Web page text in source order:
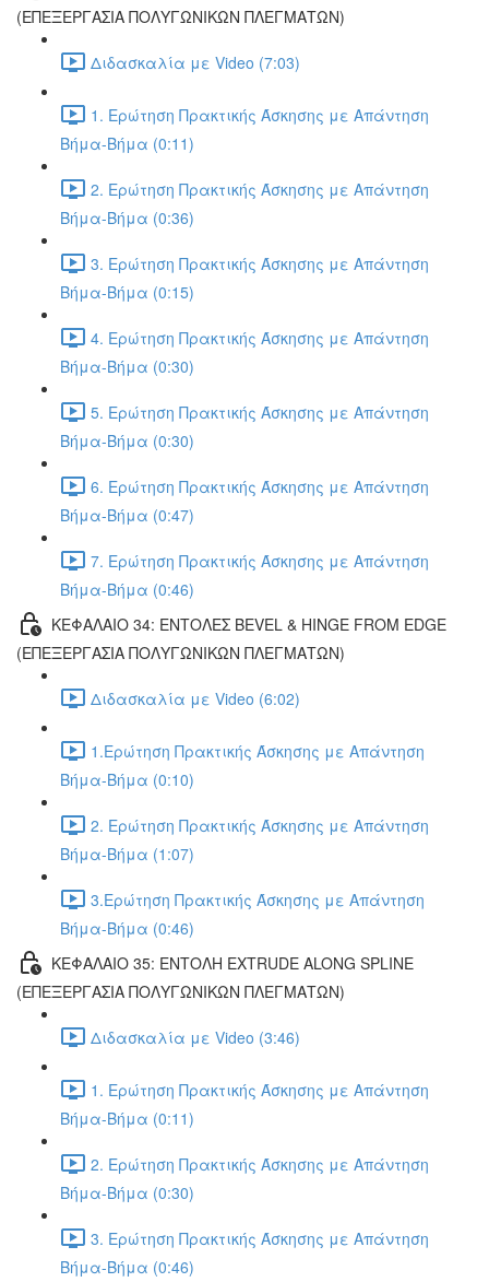
(ΕΠΕΞΕΡΓΑΣΙΑ ΠΟΛΥΓΩΝΙΚΩΝ ΠΛΕΓΜΑΤΩΝ)
Διδασκαλία με Video (7:03)
1. Ερώτηση Πρακτικής Άσκησης με Απάντηση
Βήμα-Βήμα (0:11)
2. Ερώτηση Πρακτικής Άσκησης με Απάντηση
Βήμα-Βήμα (0:36)
3. Ερώτηση Πρακτικής Άσκησης με Απάντηση
Βήμα-Βήμα (0:15)
4. Ερώτηση Πρακτικής Άσκησης με Απάντηση
Βήμα-Βήμα (0:30)
5. Ερώτηση Πρακτικής Άσκησης με Απάντηση
Βήμα-Βήμα (0:30)
6. Ερώτηση Πρακτικής Άσκησης με Απάντηση
Βήμα-Βήμα (0:47)
7. Ερώτηση Πρακτικής Άσκησης με Απάντηση
Βήμα-Βήμα (0:46)
ΚΕΦΑΛΑΙΟ 34: ΕΝΤΟΛΕΣ BEVEL & HINGE FROM EDGE
(ΕΠΕΞΕΡΓΑΣΙΑ ΠΟΛΥΓΩΝΙΚΩΝ ΠΛΕΓΜΑΤΩΝ)
Διδασκαλία με Video (6:02)
1.Ερώτηση Πρακτικής Άσκησης με Απάντηση
Βήμα-Βήμα (0:10)
2. Ερώτηση Πρακτικής Άσκησης με Απάντηση
Βήμα-Βήμα (1:07)
3.Ερώτηση Πρακτικής Άσκησης με Απάντηση
Βήμα-Βήμα (0:46)
ΚΕΦΑΛΑΙΟ 35: ΕΝΤΟΛΗ EXTRUDE ALONG SPLINE
(ΕΠΕΞΕΡΓΑΣΙΑ ΠΟΛΥΓΩΝΙΚΩΝ ΠΛΕΓΜΑΤΩΝ)
Διδασκαλία με Video (3:46)
1. Ερώτηση Πρακτικής Άσκησης με Απάντηση
Βήμα-Βήμα (0:11)
2. Ερώτηση Πρακτικής Άσκησης με Απάντηση
Βήμα-Βήμα (0:30)
3. Ερώτηση Πρακτικής Άσκησης με Απάντηση
Βήμα-Βήμα (0:46)